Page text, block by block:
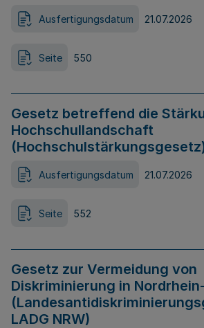
Ausfertigungsdatum 21.07.2026
Seite 550
Gesetz betreffend die
Hochschullandschaft
Ausfertigungsdatum 21.07.2026
Seite 552
Gesetz zur Vermeidung von
Diskriminierung in
LADG NRW)